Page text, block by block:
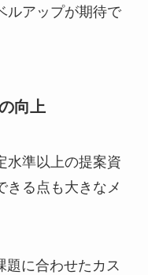
ルアップが期待で
向上
水準以上の提案資
きる点も大きなメ
題に合わせたカス